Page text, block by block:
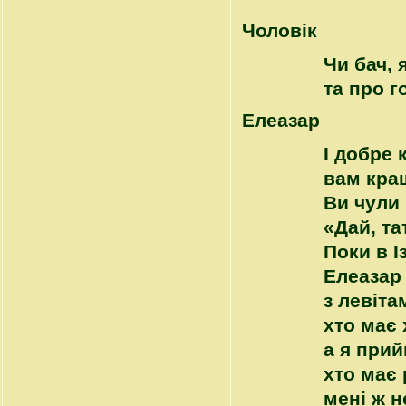
Чоловік
Чи бач,
та про
Елеазар
І добре
вам
Ви чули
«Дай,
Поки в
Елеазар
з
хто має
а я
хто має
мені ж